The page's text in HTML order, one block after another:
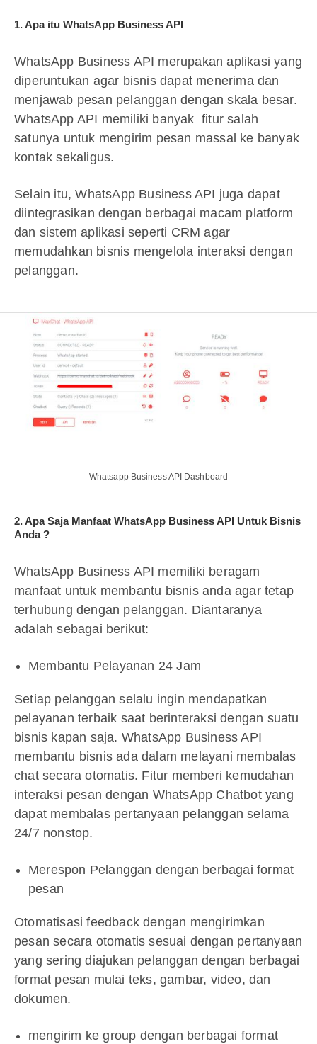
1. Apa itu WhatsApp Business API
WhatsApp Business API merupakan aplikasi yang
diperuntukan agar bisnis dapat menerima dan
menjawab pesan pelanggan dengan skala besar.
WhatsApp API memiliki banyak fitur salah
satunya untuk mengirim pesan massal ke banyak
kontak sekaligus.
Selain itu, WhatsApp Business API juga dapat
diintegrasikan dengan berbagai macam platform
dan sistem aplikasi seperti CRM agar
memudahkan bisnis mengelola interaksi dengan
pelanggan.
Whatsapp Business API Dashboard
2. Apa Saja Manfaat WhatsApp Business API Untuk Bisnis
Anda ?
WhatsApp Business API memiliki beragam
manfaat untuk membantu bisnis anda agar tetap
terhubung dengan pelanggan. Diantaranya
adalah sebagai berikut:
Membantu Pelayanan 24 Jam
Setiap pelanggan selalu ingin mendapatkan
pelayanan terbaik saat berinteraksi dengan suatu
bisnis kapan saja. WhatsApp Business API
membantu bisnis ada dalam melayani membalas
chat secara otomatis. Fitur memberi kemudahan
interaksi pesan dengan WhatsApp Chatbot yang
dapat membalas pertanyaan pelanggan selama
24/7 nonstop.
Merespon Pelanggan dengan berbagai format
pesan
Otomatisasi feedback dengan mengirimkan
pesan secara otomatis sesuai dengan pertanyaan
yang sering diajukan pelanggan dengan berbagai
format pesan mulai teks, gambar, video, dan
dokumen.
mengirim ke group dengan berbagai format